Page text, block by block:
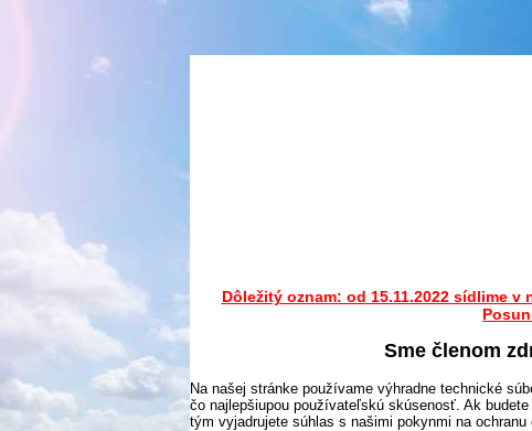
Dôležitý oznam: od 15.11.2022 sídlime
Sme členom
Na našej stránke používame výhradne technické
čo najlepšiupou používateľskú skúsenosť. Ak
tým vyjadrujete súhlas s našimi pokynmi na ochranu